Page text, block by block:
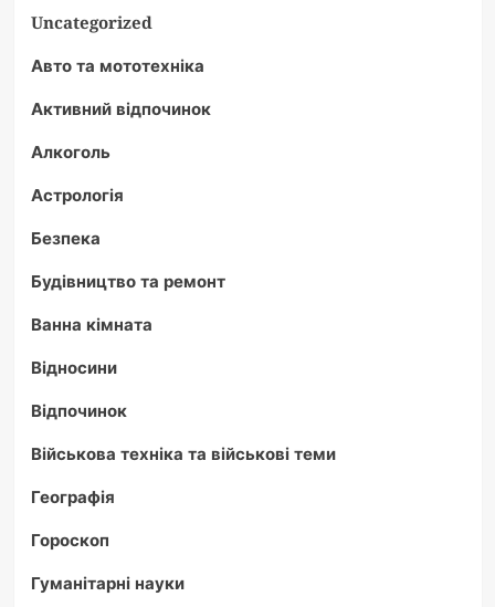
Uncategorized
Авто та мототехніка
Активний відпочинок
Алкоголь
Астрологія
Безпека
Будівництво та ремонт
Ванна кімната
Відносини
Відпочинок
Військова техніка та військові теми
Географія
Гороскоп
Гуманітарні науки